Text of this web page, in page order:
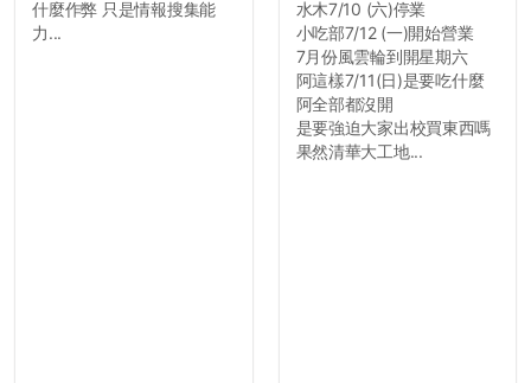
什麼作弊 只是情報搜集能
力...
水木7/10 (六)停業
小吃部7/12 (一)開始營業
7月份風雲輪到開星期六
阿這樣7/11(日)是要吃什麼
阿全部都沒開
是要強迫大家出校買東西嗎
果然清華大工地...